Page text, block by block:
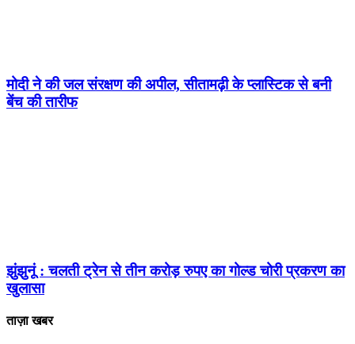
मोदी ने की जल संरक्षण की अपील, सीतामढ़ी के प्लास्टिक से बनी
बेंच की तारीफ
झुंझुनूं : चलती ट्रेन से तीन करोड़ रुपए का गोल्ड चोरी प्रकरण का
खुलासा
ताज़ा खबर